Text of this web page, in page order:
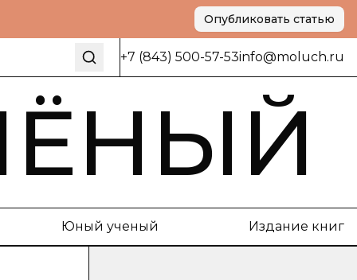
Опубликовать статью
+7 (843) 500-57-53info@moluch.ru
Юный ученый Издание книг